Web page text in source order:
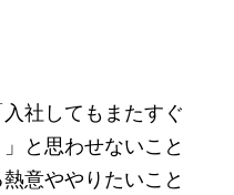
社してもまたすぐ
と思わせないこと
意ややりたいこと